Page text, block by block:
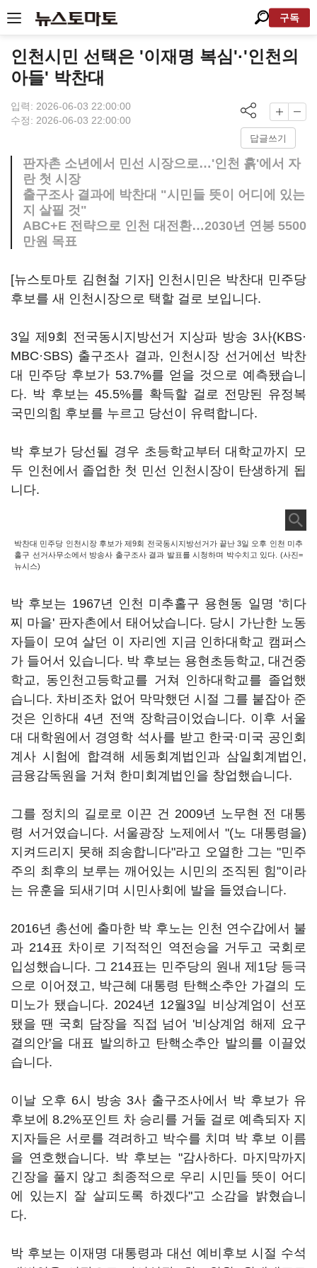
구독
인천시민 선택은 '이재명 복심'·'인천의
아들' 박찬대
입력: 2026-06-03 22:00:00
수정: 2026-06-03 22:00:00
답글쓰기
판자촌 소년에서 민선 시장으로…'인천 흙'에서 자
란 첫 시장
출구조사 결과에 박찬대 "시민들 뜻이 어디에 있는
지 살필 것"
ABC+E 전략으로 인천 대전환…2030년 연봉 5500
만원 목표
[뉴스토마토 김현철 기자] 인천시민은 박찬대 민주당
후보를 새 인천시장으로 택할 걸로 보입니다.
3일 제9회 전국동시지방선거 지상파 방송 3사(KBS·
MBC·SBS) 출구조사 결과, 인천시장 선거에선 박찬
대 민주당 후보가 53.7%를 얻을 것으로 예측됐습니
다. 박 후보는 45.5%를 확득할 걸로 전망된 유정복
국민의힘 후보를 누르고 당선이 유력합니다.
박 후보가 당선될 경우 초등학교부터 대학교까지 모
두 인천에서 졸업한 첫 민선 인천시장이 탄생하게 됩
니다.
박찬대 민주당 인천시장 후보가 제9회 전국동시지방선거가 끝난 3일 오후 인천 미추
홀구 선거사무소에서 방송사 출구조사 결과 발표를 시청하며 박수치고 있다. (사진=
뉴시스)
박 후보는 1967년 인천 미추홀구 용현동 일명 '히다
찌 마을' 판자촌에서 태어났습니다. 당시 가난한 노동
자들이 모여 살던 이 자리엔 지금 인하대학교 캠퍼스
가 들어서 있습니다. 박 후보는 용현초등학교, 대건중
학교, 동인천고등학교를 거쳐 인하대학교를 졸업했
습니다. 차비조차 없어 막막했던 시절 그를 붙잡아 준
것은 인하대 4년 전액 장학금이었습니다. 이후 서울
대 대학원에서 경영학 석사를 받고 한국·미국 공인회
계사 시험에 합격해 세동회계법인과 삼일회계법인,
금융감독원을 거쳐 한미회계법인을 창업했습니다.
그를 정치의 길로로 이끈 건 2009년 노무현 전 대통
령 서거였습니다. 서울광장 노제에서 "(노 대통령을)
지켜드리지 못해 죄송합니다"라고 오열한 그는 "민주
주의 최후의 보루는 깨어있는 시민의 조직된 힘"이라
는 유훈을 되새기며 시민사회에 발을 들였습니다.
2016년 총선에 출마한 박 후노는 인천 연수갑에서 불
과 214표 차이로 기적적인 역전승을 거두고 국회로
입성했습니다. 그 214표는 민주당의 원내 제1당 등극
으로 이어졌고, 박근혜 대통령 탄핵소추안 가결의 도
미노가 됐습니다. 2024년 12월3일 비상계엄이 선포
됐을 땐 국회 담장을 직접 넘어 '비상계엄 해제 요구
결의안'을 대표 발의하고 탄핵소추안 발의를 이끌었
습니다.
이날 오후 6시 방송 3사 출구조사에서 박 후보가 유
후보에 8.2%포인트 차 승리를 거둘 걸로 예측되자 지
지자들은 서로를 격려하고 박수를 치며 박 후보 이름
을 연호했습니다. 박 후보는 "감사하다. 마지막까지
긴장을 풀지 않고 최종적으로 우리 시민들 뜻이 어디
에 있는지 잘 살피도록 하겠다"고 소감을 밝혔습니
다.
박 후보는 이재명 대통령과 대선 예비후보 시절 수석